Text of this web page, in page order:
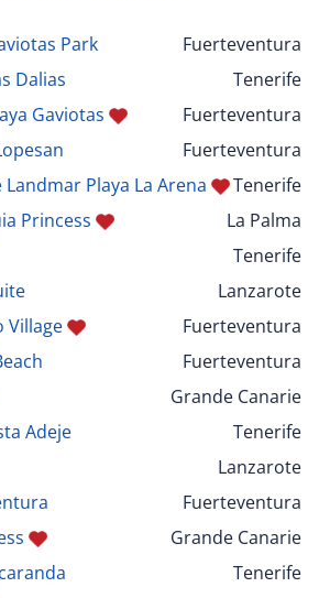
Park
Fuerteventura
Dalias
Tenerife
Gaviotas
Fuerteventura
Fuerteventura
Playa La Arena
Tenerife
Princess
La Palma
Tenerife
Lanzarote
Village
Fuerteventura
Fuerteventura
Grande Canarie
Adeje
Tenerife
Lanzarote
Fuerteventura
Grande Canarie
Tenerife